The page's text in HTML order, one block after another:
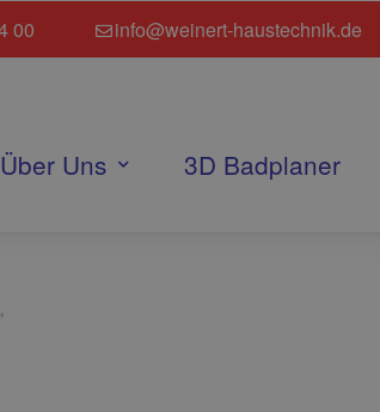
00 info@weinert-haustechnik.de
Über Uns 3D Badplaner